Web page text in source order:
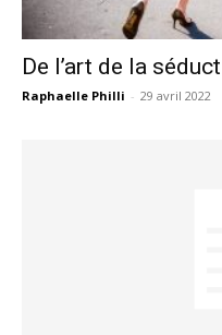
De l’art de la
Raphaelle Philli - 29 avril 2022